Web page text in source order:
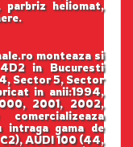
parbriz heliomat,
monteaza si
in Bucuresti
Sector 5, Sector
in anii:1994,
2001, 2002,
comercializeaza
intraga gama de
AUDI 100 (44,